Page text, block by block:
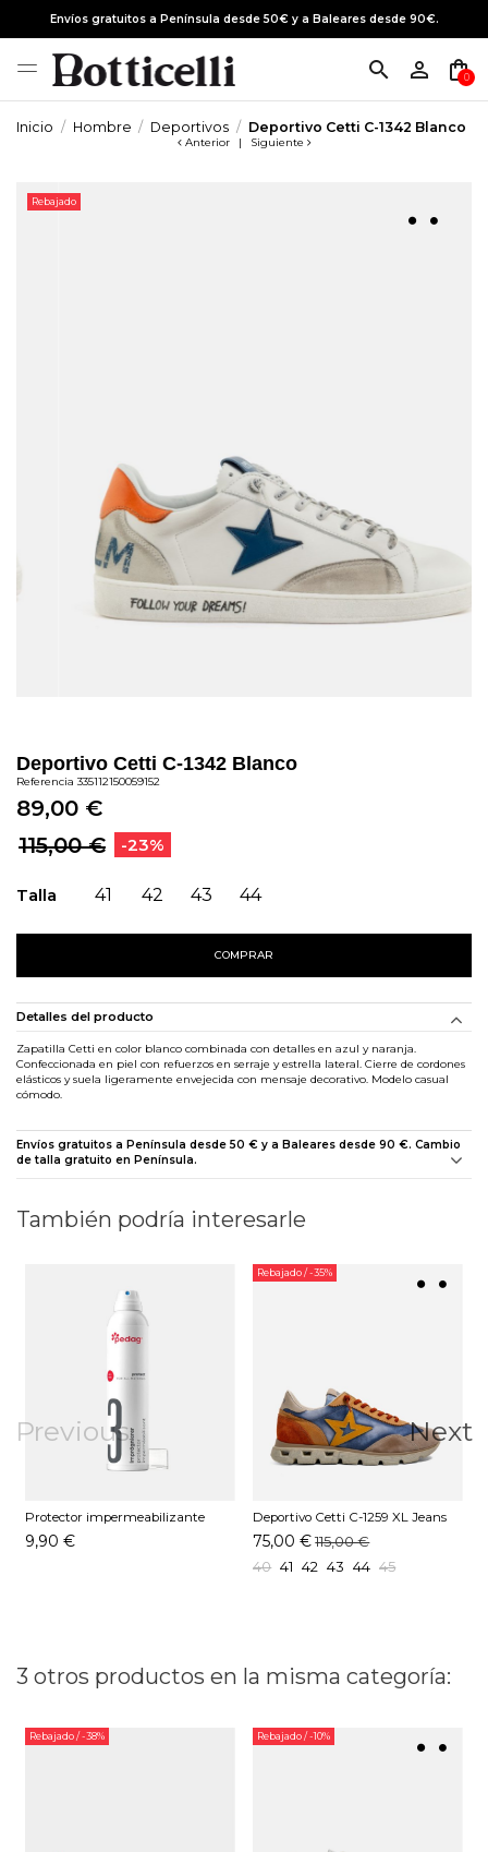
Envíos gratuitos a Península desde 50€ y a Baleares desde 90€.
search person_outline shopping_bag
0
Inicio Hombre Deportivos Deportivo Cetti C-1342 Blanco
Anterior | Siguiente
Rebajado
Deportivo Cetti C-1342 Blanco
Referencia 335112150059152
89,00 €
115,00 €
-23%
Talla 41 42 43 44
COMPRAR
Detalles del producto
Zapatilla Cetti en color blanco combinada con detalles en azul y naranja.
Confeccionada en piel con refuerzos en serraje y estrella lateral. Cierre de cordones
elásticos y suela ligeramente envejecida con mensaje decorativo. Modelo casual
cómodo.
Envíos gratuitos a Península desde 50 € y a Baleares desde 90 €. Cambio
de talla gratuito en Península.
También podría interesarle
Previous
Protector impermeabilizante
Pedag 250 ML
9,90 €
Rebajado/ -35%
Deportivo Cetti C-1259 XL Jeans
75,00 € 115,00 €
40 41 42 43 44 45
Next
3 otros productos en la misma categoría:
Rebajado/ -38% Rebajado/ -10%